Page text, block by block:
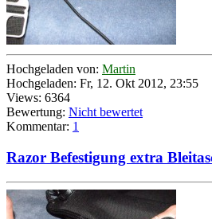
Hochgeladen von: Martin
Hochgeladen: Fr, 12. Okt 2012, 23:55
Views: 6364
Bewertung: Nicht bewertet
Kommentar: 1
Razor Befestigung extra